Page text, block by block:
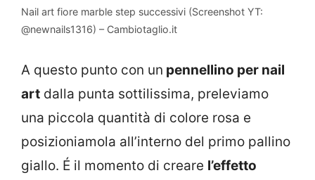
Nail art fiore marble step successivi (Screenshot YT:
@newnails1316) – Cambiotaglio.it
A questo punto con un pennellino per nail
art dalla punta sottilissima, preleviamo
una piccola quantità di colore rosa e
posizioniamola all’interno del primo pallino
giallo. É il momento di creare l’effetto